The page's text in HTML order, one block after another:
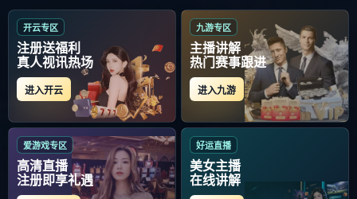
首页>其他
其他
OTHER
体育直播-关于萨克拉门托国王内部会议纪要流
出：转会期遗憾出局，NBA季后赛使命明确，控
场能力受关注的信息